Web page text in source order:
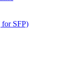
for SFP)